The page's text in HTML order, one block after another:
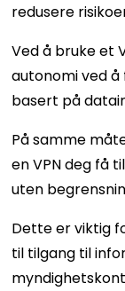
redusere
Ved å bruke et
autonomi ved
basert på
På samme
en VPN deg få
uten
Dette er viktig
til tilgang til